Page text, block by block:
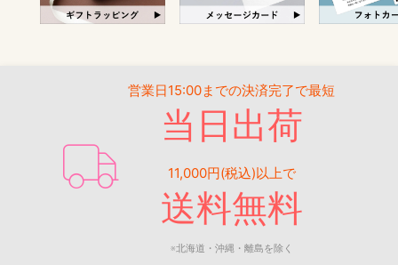
営業日15:00までの決済完了で最短
当日出荷
11,000円(税込)以上で
送料無料
※北海道・沖縄・離島を除く